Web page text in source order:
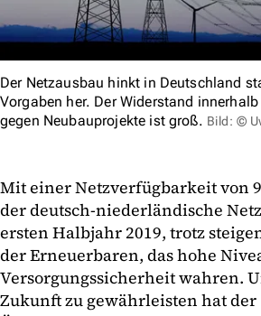
Der Netzausbau hinkt in Deutschland
Vorgaben her. Der Widerstand
gegen Neubauprojekte ist groß. Bild: ©
Mit einer Netzverfügbarkeit von
der deutsch-niederländische
ersten Halbjahr 2019, trotz
der Erneuerbaren, das hohe
Versorgungssicherheit wahren.
Zukunft zu gewährleisten hat der